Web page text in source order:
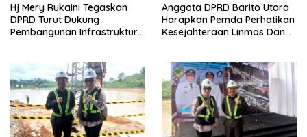
Hj Mery Rukaini Tegaskan
DPRD Turut Dukung
Pembangunan Infrastruktur
Anggota DPRD Barito Utara
Harapkan Pemda Perhatikan
Kesejahteraan Linmas Dan